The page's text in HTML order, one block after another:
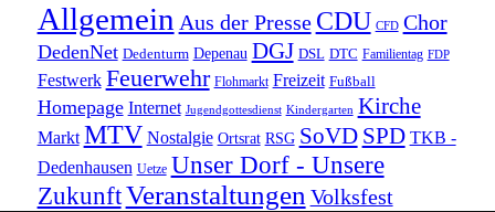
Allgemein Aus der Presse CDU CFD Chor
DedenNet Dedenturm Depenau DGJ DSL DTC Familientag FDP
Festwerk Feuerwehr Flohmarkt Freizeit Fußball
Homepage Internet Jugendgottesdienst Kindergarten Kirche
Markt MTV Nostalgie Ortsrat RSG SoVD SPD TKB -
Dedenhausen Uetze Unser Dorf - Unsere
ZukunftVeranstaltungen Volksfest